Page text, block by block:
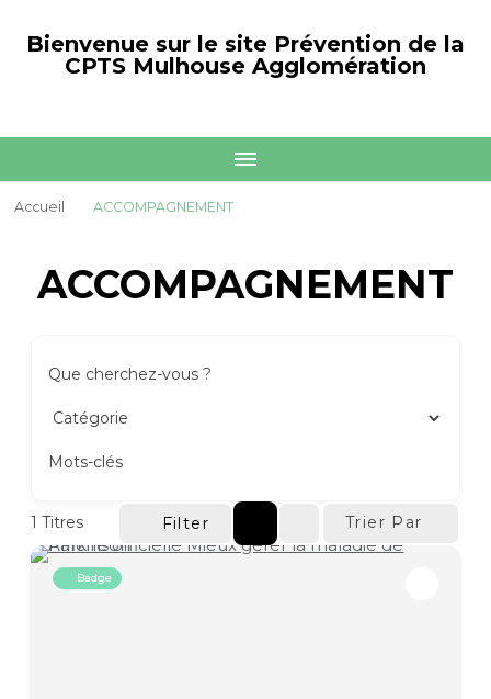
Bienvenue sur le site Prévention de la
CPTS Mulhouse Agglomération
Accueil ACCOMPAGNEMENT
ACCOMPAGNEMENT
Que cherchez-vous ?
Mots-clés
1 Titres Filter Trier Par
Badge